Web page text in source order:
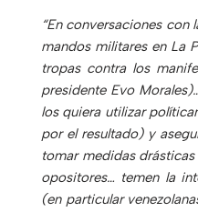
“En conversaciones con
mandos militares en La
tropas contra los
presidente Evo
los quiera utilizar
por el resultado) y
tomar medidas
opositores… temen la
(en particular